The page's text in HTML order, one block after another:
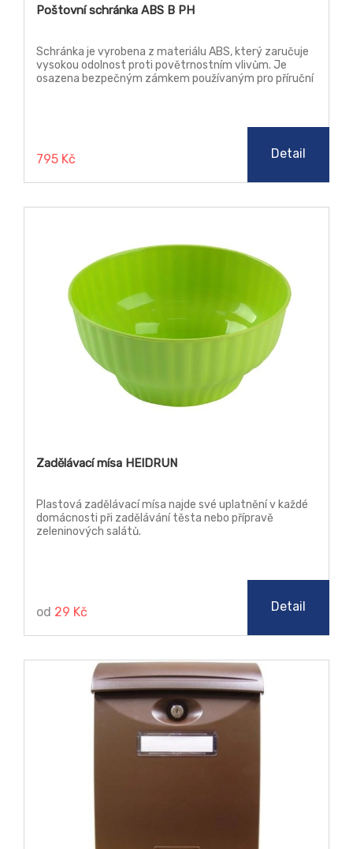
Poštovní schránka ABS B PH
Schránka je vyrobena z materiálu ABS, který zaručuje
vysokou odolnost proti povětrnostním vlivům. Je
osazena bezpečným zámkem používaným pro příruční
795 Kč Detail
Zadělávací mísa HEIDRUN
Plastová zadělávací mísa najde své uplatnění v každé
domácnosti při zadělávání těsta nebo přípravě
zeleninových salátů.
od 29 Kč Detail